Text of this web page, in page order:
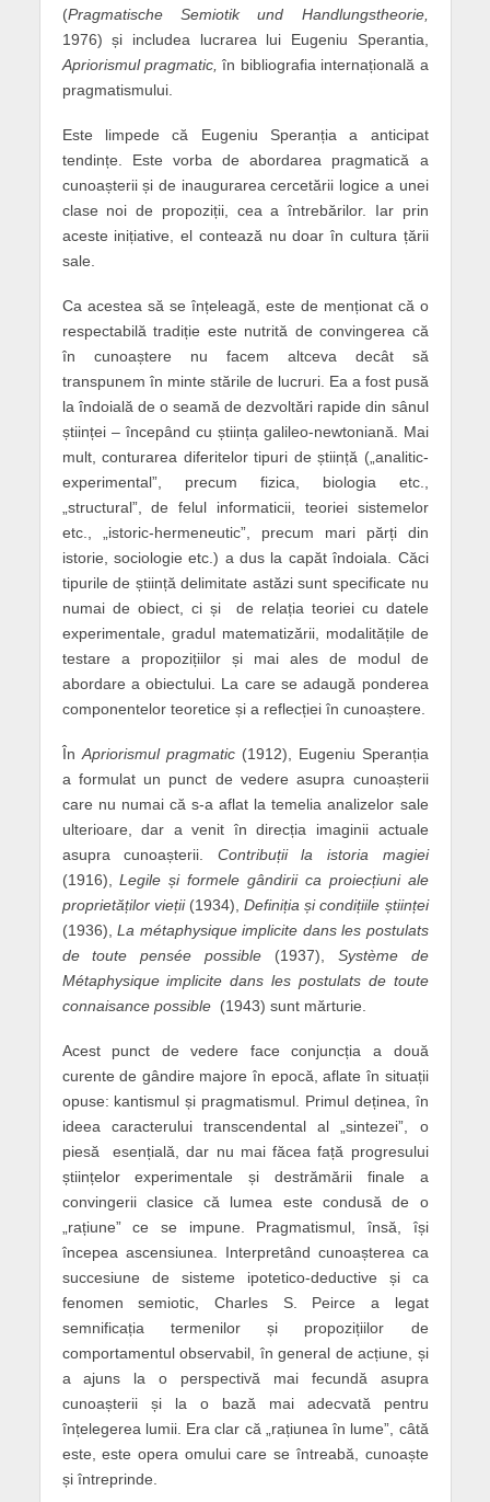
(Pragmatische Semiotik und Handlungstheorie,
1976) și includea lucrarea lui Eugeniu Sperantia,
Apriorismul pragmatic, în bibliografia internațională a
pragmatismului.
Este limpede că Eugeniu Speranția a anticipat
tendințe. Este vorba de abordarea pragmatică a
cunoașterii și de inaugurarea cercetării logice a unei
clase noi de propoziții, cea a întrebărilor. Iar prin
aceste inițiative, el contează nu doar în cultura țării
sale.
Ca acestea să se înțeleagă, este de menționat că o
respectabilă tradiție este nutrită de convingerea că
în cunoaștere nu facem altceva decât să
transpunem în minte stările de lucruri. Ea a fost pusă
la îndoială de o seamă de dezvoltări rapide din sânul
științei – începând cu știința galileo-newtoniană. Mai
mult, conturarea diferitelor tipuri de știință („analitic-
experimental”, precum fizica, biologia etc.,
„structural”, de felul informaticii, teoriei sistemelor
etc., „istoric-hermeneutic”, precum mari părți din
istorie, sociologie etc.) a dus la capăt îndoiala. Căci
tipurile de știință delimitate astăzi sunt specificate nu
numai de obiect, ci și de relația teoriei cu datele
experimentale, gradul matematizării, modalitățile de
testare a propozițiilor și mai ales de modul de
abordare a obiectului. La care se adaugă ponderea
componentelor teoretice și a reflecției în cunoaștere.
În Apriorismul pragmatic (1912), Eugeniu Speranția
a formulat un punct de vedere asupra cunoașterii
care nu numai că s-a aflat la temelia analizelor sale
ulterioare, dar a venit în direcția imaginii actuale
asupra cunoașterii. Contribuții la istoria magiei
(1916),Legile și formele gândirii ca proiecțiuni ale
proprietăților vieții(1934),Definiția și condițiile științei
(1936), La métaphysique implicite dans les postulats
de toute pensée possible (1937), Système de
Métaphysique implicite dans les postulats de toute
connaisance possible(1943) sunt mărturie.
Acest punct de vedere face conjuncția a două
curente de gândire majore în epocă, aflate în situații
opuse: kantismul și pragmatismul. Primul deținea, în
ideea caracterului transcendental al „sintezei”, o
piesă esențială, dar nu mai făcea față progresului
științelor experimentale și destrămării finale a
convingerii clasice că lumea este condusă de o
„rațiune” ce se impune. Pragmatismul, însă, își
începea ascensiunea. Interpretând cunoașterea ca
succesiune de sisteme ipotetico-deductive și ca
fenomen semiotic, Charles S. Peirce a legat
semnificația termenilor și propozițiilor de
comportamentul observabil, în general de acțiune, și
a ajuns la o perspectivă mai fecundă asupra
cunoașterii și la o bază mai adecvată pentru
înțelegerea lumii. Era clar că „rațiunea în lume”, câtă
este, este opera omului care se întreabă, cunoaște
și întreprinde.